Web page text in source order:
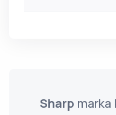
Sharp marka